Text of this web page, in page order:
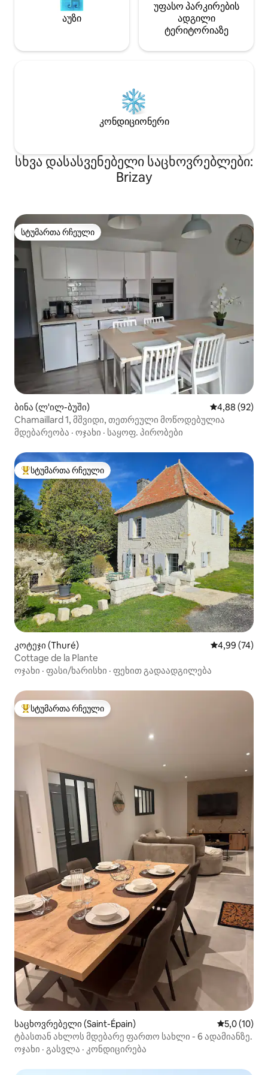
აუზი
უფასო პარკირების
ადგილი
ტერიტორიაზე
კონდიციონერი
სხვა დასასვენებელი საცხოვრებლები:
Brizay
სტუმართა რჩეული
სტუმართა რჩეული
ბინა (ლ'ილ-ბუში) საშუალო
4,88 (92)
Chamaillard 1, მშვიდი, თეთრეული მოწოდებულია
მდებარეობა · ოჯახი · საყოფ. პირობები
სტუმართა რჩეული მოწინავე ვარიანტი
სტუმართა რჩეული
კოტეჯი (Thuré) საშუალო
4,99 (74)
Cottage de la Plante
ოჯახი · ფასი/ხარისხი · ფეხით გადაადგილება
სტუმართა რჩეული მოწინავე ვარიანტი
სტუმართა რჩეული
საცხოვრებელი (Saint-Épain) საშუალო
5,0 (10)
ტბასთან ახლოს მდებარე ფართო სახლი - 6 ადამიანზე.
ოჯახი · გასვლა · კონდიცირება